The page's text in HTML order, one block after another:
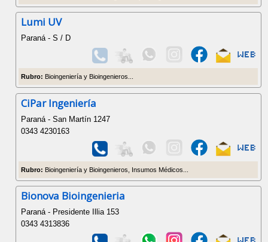
Lumi UV
Paraná - S / D
Rubro: Bioingeniería y Bioingenieros...
CiPar Ingeniería
Paraná - San Martín 1247
0343 4230163
Rubro: Bioingeniería y Bioingenieros, Insumos Médicos...
Bionova Bioingenieria
Paraná - Presidente Illia 153
0343 4313836